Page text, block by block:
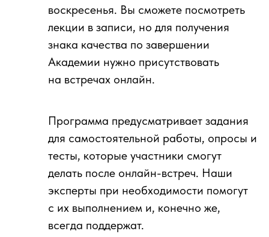
воскресенья. Вы сможете посмотреть
лекции в записи, но для получения
знака качества по завершении
Академии нужно присутствовать
на встречах онлайн.
Программа предусматривает задания
для самостоятельной работы, опросы и
тесты, которые участники смогут
делать после онлайн-встреч. Наши
эксперты при необходимости помогут
с их выполнением и, конечно же,
всегда поддержат.